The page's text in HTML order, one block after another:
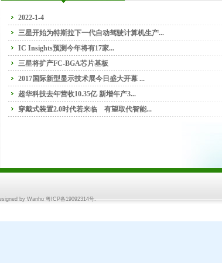
2022-1-4
三星开始为特斯拉下一代自动驾驶计算机生产...
IC Insights预测今年将有17家...
三星将扩产FC-BGA芯片基板
2017国际新型显示技术展今日盛大开幕 ...
超华科技去年营收10.35亿 新增年产3...
穿戴式装置2.0时代若来临 有望取代智能...
byWanhu粤ICP备19092314号.点击咨